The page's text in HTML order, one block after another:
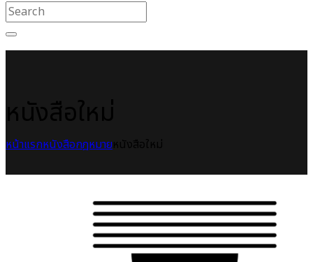
หน้าแรกหนังสือกฎหมาย